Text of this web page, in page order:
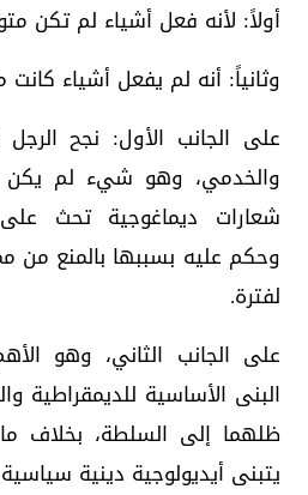
أولاً: لأنه فعل أشياء لم تكن
وثانياً: أنه لم يفعل أشياء
على الجانب الأول: نجح
والخدمي، وهو شيء لم يكن
شعارات ديماغوجية تحث على
وحكم عليه بسببها بالمنع من
لفترة.
على الجانب الثاني، وهو
البنى الأساسية للديمقراطية
ظلهما إلى السلطة، بخلاف
يتبنى أيديولوجية دينية